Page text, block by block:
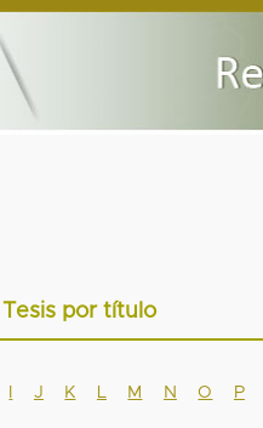
Tesis por título
J K M N O P